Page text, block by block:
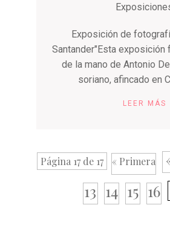
Exposición de
Santander"Esta exposición
de la mano de Antonio
soriano, afincado en
LEER MÁS
Página 17 de 17 « Primera
13 14 15 16